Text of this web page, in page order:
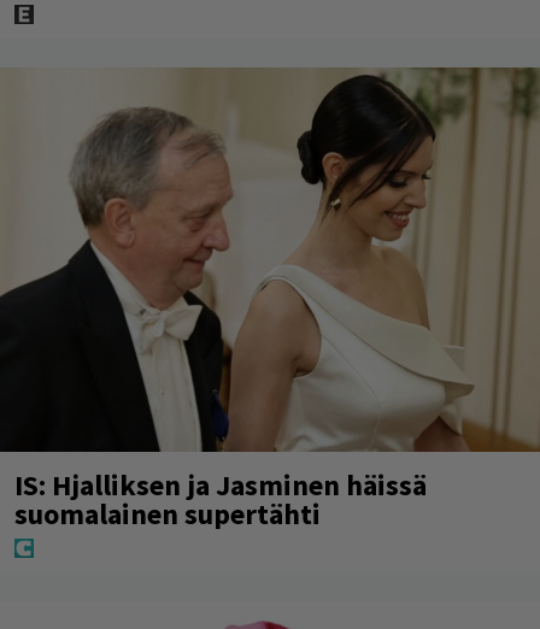
IS: Hjalliksen ja Jasminen häissä
suomalainen supertähti